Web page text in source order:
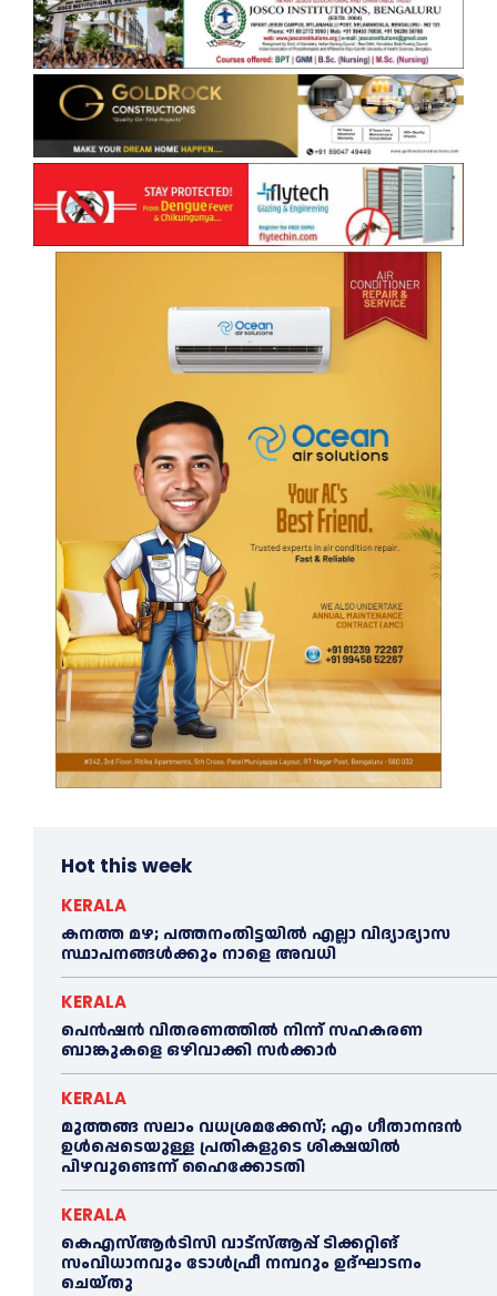
Hot this week
KERALA
കനത്ത മഴ; പത്തനംതിട്ടയില്‍ എല്ലാ വിദ്യാഭ്യാസ
സ്ഥാപനങ്ങള്‍ക്കും നാളെ അവധി
KERALA
പെൻഷൻ വിതരണത്തില്‍ നിന്ന് സഹകരണ
ബാങ്കുകളെ ഒഴിവാക്കി സര്‍ക്കാര്‍
KERALA
മുത്തങ്ങ സലാം വധശ്രമക്കേസ്; എം ഗീതാനന്ദൻ
ഉള്‍പ്പെടെയുള്ള പ്രതികളുടെ ശിക്ഷയില്‍
പിഴവുണ്ടെന്ന് ഹൈക്കോടതി
KERALA
കെഎസ്‌ആര്‍ടിസി വാട്‌സ്‌ആപ്പ് ടിക്കറ്റിങ്
സംവിധാനവും ടോള്‍ഫ്രീ നമ്പറും ഉദ്ഘാടനം
ചെയ്തു